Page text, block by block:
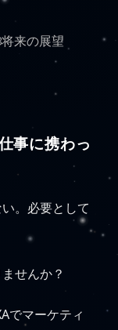
将来の展望
事に携わっ
。必要として
せんか？
でマーケティ